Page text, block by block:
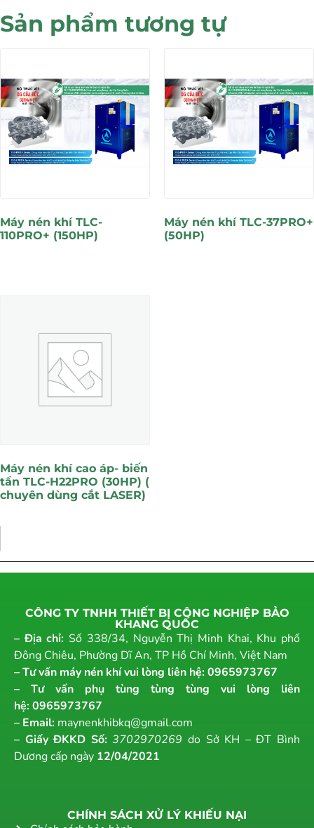
Sản phẩm tương tự
Máy nén khí TLC-
110PRO+ (150HP)
Máy nén khí TLC-37PRO+
(50HP)
Máy nén khí cao áp- biến
tần TLC-H22PRO (30HP) (
chuyên dùng cắt LASER)
CÔNG TY TNHH THIẾT BỊ CÔNG NGHIỆP BẢO
KHANG QUỐC
– Địa chỉ:Số 338/34, Nguyễn Thị Minh Khai, Khu phố
Đông Chiêu, Phường Dĩ An, TP Hồ Chí Minh, Việt Nam
– Tư vấn máy nén khí vui lòng liên hệ:0965973767
– Tư vấn phụ tùng tùng tùng vui lòng liên
hệ:0965973767
– Email: maynenkhibkq@gmail.com
– Giấy ĐKKD Số:3702970269 do Sở KH – ĐT Bình
Dương cấp ngày 12/04/2021
CHÍNH SÁCH XỬ LÝ KHIẾU NẠI